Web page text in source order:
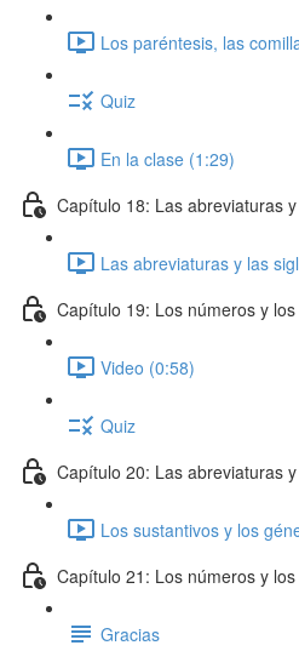
Los paréntesis, las
Quiz
En la clase (1:29)
Capítulo 18: Las abreviaturas
Las abreviaturas y las
Capítulo 19: Los números y
Video (0:58)
Quiz
Capítulo 20: Las abreviaturas
Los sustantivos y los
Capítulo 21: Los números y
Gracias